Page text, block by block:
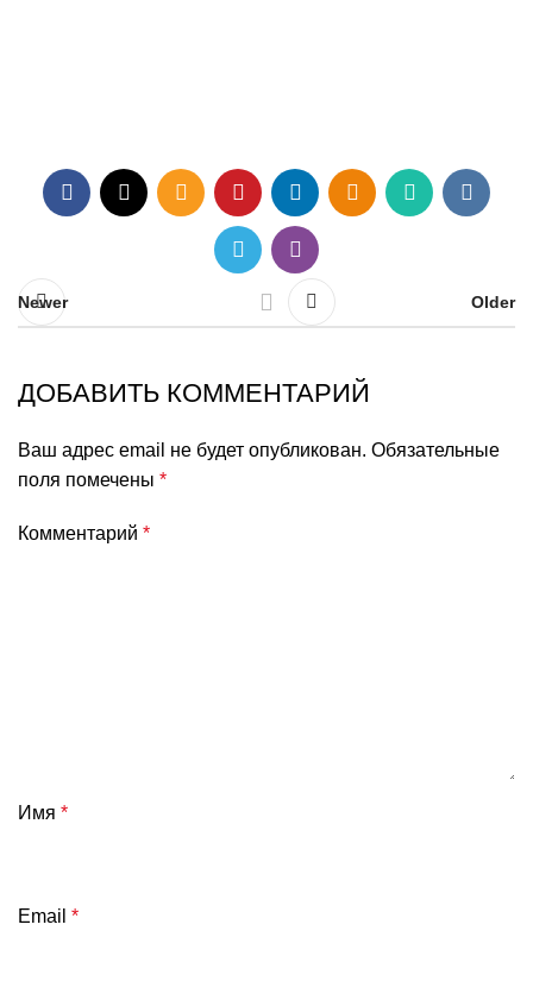
Newer Older
ДОБАВИТЬ КОММЕНТАРИЙ
Ваш адрес email не будет опубликован. Обязательные
поля помечены *
Комментарий *
Имя *
Email *